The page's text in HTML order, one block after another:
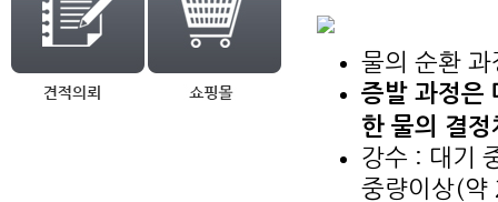
물의 순환
증발 과정은
한 물의 결
강수 : 대기
중량이상(약